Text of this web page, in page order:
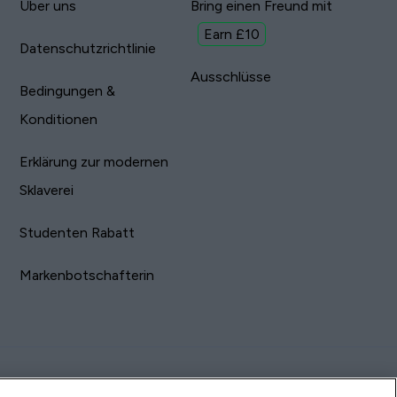
Über uns
Datenschutzrichtlinie
Bedingungen &
Konditionen
Erklärung zur modernen
Sklaverei
Studenten Rabatt
Markenbotschafterin
Bring einen Freund mit
Earn £10
Ausschlüsse